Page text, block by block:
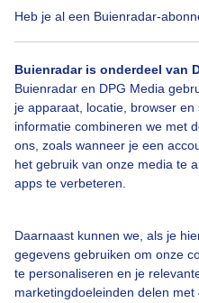
Heb je al een Buienradar-
Buienradar is onderdeel van
Buienradar en DPG Media
je apparaat, locatie, browser
informatie combineren we met
ons, zoals wanneer je een
het gebruik van onze media te
apps te verbeteren.
Daarnaast kunnen we, als je
gegevens gebruiken om onze
te personaliseren en je
marketingdoeleinden delen
Bekijk slideshow
Een